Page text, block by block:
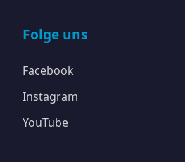
Folge uns
Facebook
Instagram
YouTube